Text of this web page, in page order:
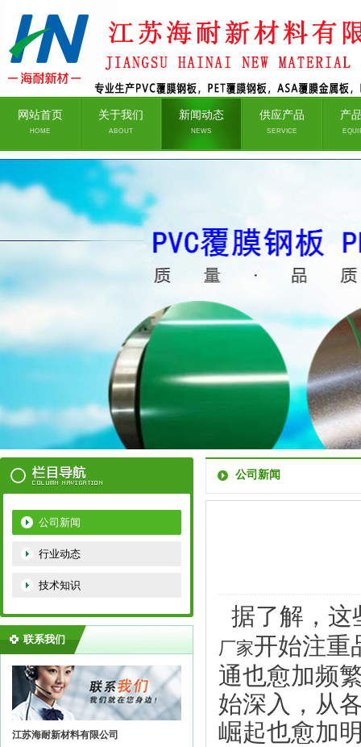
网站首页
HOME
关于我们
ABOUT
新闻动态
NEWS
供应产品
SERVICE
产
公司新闻
行业动态
技术知识
联系我们
江苏海耐新材料有限公司
公司新闻
据了解，这
厂家开始注重
通也愈加频
始深入，从
崛起也愈加